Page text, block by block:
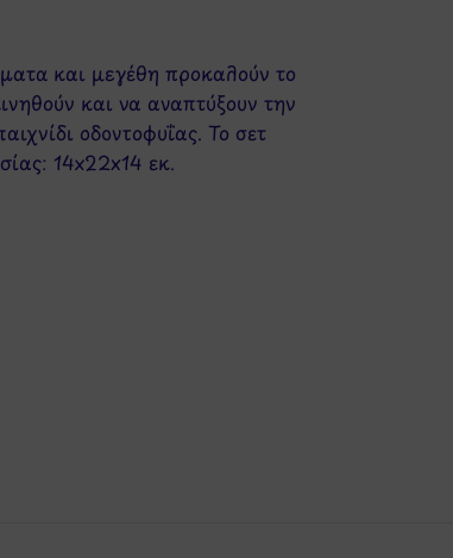
και μεγέθη προκαλούν το
και να αναπτύξουν την
οδοντοφυΐας. Το σετ
14x22x14 εκ.